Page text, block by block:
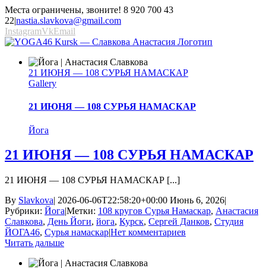
Места ограничены, звоните! 8 920 700 43
22|nastia.slavkova@gmail.com
InstagramVkEmail
21 ИЮНЯ — 108 СУРЬЯ НАМАСКАР
Gallery
21 ИЮНЯ — 108 СУРЬЯ НАМАСКАР
Йога
21 ИЮНЯ — 108 СУРЬЯ НАМАСКАР
21 ИЮНЯ — 108 СУРЬЯ НАМАСКАР [...]
By Slavkova| 2026-06-06T22:58:20+00:00 Июнь 6, 2026|
Рубрики: Йога|Метки: 108 кругов Сурья Намаскар, Анастасия
Славкова, День Йоги, йога, Курск, Сергей Данков, Студия
ЙОГА46, Сурья намаскар|Нет комментариев
Читать дальше